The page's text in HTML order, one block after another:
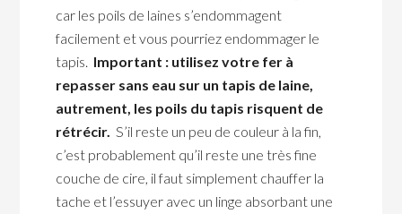
car les poils de laines s’endommagent
facilement et vous pourriez endommager le
tapis. Important : utilisez votre fer à
repasser sans eau sur un tapis de laine,
autrement, les poils du tapis risquent de
rétrécir. S’il reste un peu de couleur à la fin,
c’est probablement qu’il reste une très fine
couche de cire, il faut simplement chauffer la
tache et l’essuyer avec un linge absorbant une